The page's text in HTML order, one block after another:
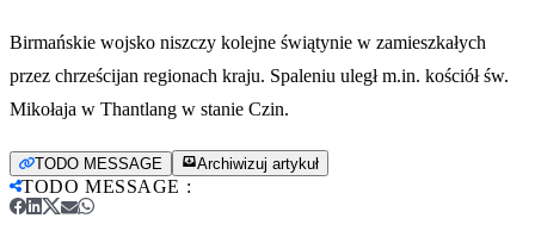
Birmańskie wojsko niszczy kolejne świątynie w zamieszkałych
przez chrześcijan regionach kraju. Spaleniu uległ m.in. kościół św.
Mikołaja w Thantlang w stanie Czin.
TODO MESSAGE Archiwizuj artykuł
TODO MESSAGE :